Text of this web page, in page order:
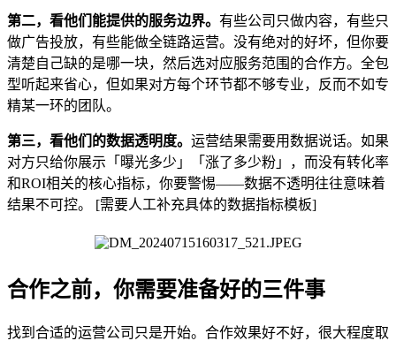
第二，看他们能提供的服务边界。 有些公司只做内容，有些只
做广告投放，有些能做全链路运营。没有绝对的好坏，但你要
清楚自己缺的是哪一块，然后选对应服务范围的合作方。全包
型听起来省心，但如果对方每个环节都不够专业，反而不如专
精某一环的团队。
第三，看他们的数据透明度。 运营结果需要用数据说话。如果
对方只给你展示「曝光多少」「涨了多少粉」，而没有转化率
和ROI相关的核心指标，你要警惕——数据不透明往往意味着
结果不可控。 [需要人工补充具体的数据指标模板]
合作之前，你需要准备好的三件事
找到合适的运营公司只是开始。合作效果好不好，很大程度取